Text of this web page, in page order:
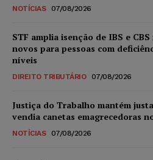
NOTÍCIAS 07/08/2026
STF amplia isenção de IBS e
novos para pessoas com
níveis
DIREITO TRIBUTÁRIO 07/08/2026
Justiça do Trabalho mantém
vendia canetas emagrecedoras
NOTÍCIAS 07/08/2026